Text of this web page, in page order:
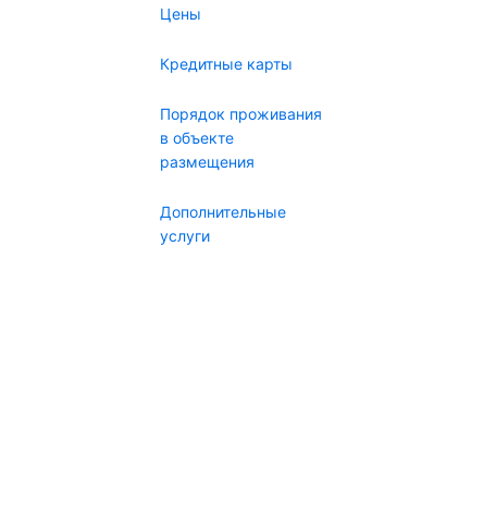
Цены
Кредитные карты
Порядок проживания
в объекте
размещения
Дополнительные
услуги